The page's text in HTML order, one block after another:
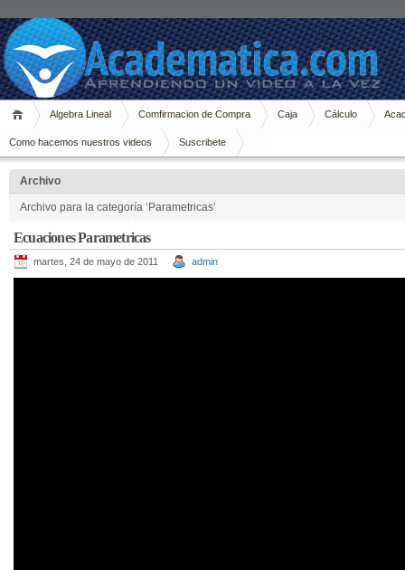
Algebra Lineal Comfirmacion de Compra Caja Cálculo
Como hacemos nuestros videos Suscribete
Archivo
Archivo para la categoría ‘Parametricas’
Ecuaciones Parametricas
martes, 24 de mayo de 2011 admin